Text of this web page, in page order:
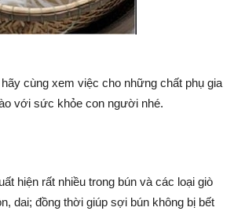
cùng xem việc cho những chất phụ gia
với sức khỏe con người nhé.
hiện rất nhiều trong bún và các loại giò
dai; đồng thời giúp sợi bún không bị bết